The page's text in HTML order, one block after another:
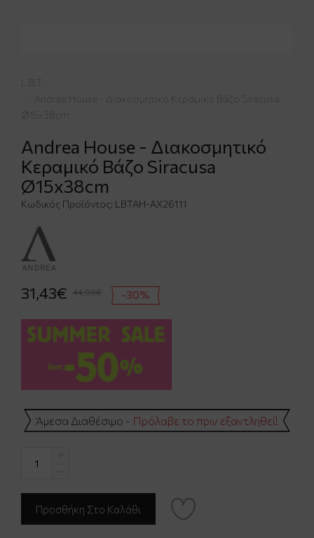
L.B.T.
Andrea House - Διακοσμητικό Κεραμικό Βάζο Siracusa
Ø15x38cm
Andrea House - Διακοσμητικό
Κεραμικό Βάζο Siracusa
Ø15x38cm
Κωδικός Προϊόντος: LBTAH-AX26111
31,43€ 44,90€ -30%
Άμεσα Διαθέσιμο - Πρόλαβε το πριν εξαντληθεί!